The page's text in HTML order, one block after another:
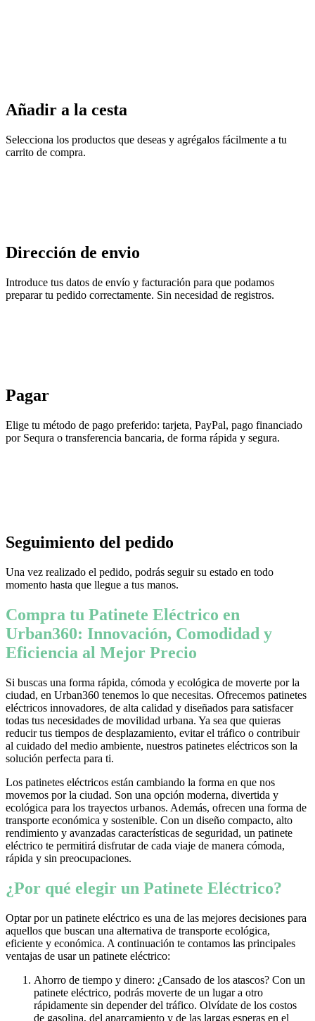
Añadir a la cesta
Selecciona los productos que deseas y agrégalos fácilmente a tu
carrito de compra.
Dirección de envio
Introduce tus datos de envío y facturación para que podamos
preparar tu pedido correctamente. Sin necesidad de registros.
Pagar
Elige tu método de pago preferido: tarjeta, PayPal, pago financiado
por Sequra o transferencia bancaria, de forma rápida y segura.
Seguimiento del pedido
Una vez realizado el pedido, podrás seguir su estado en todo
momento hasta que llegue a tus manos.
Compra tu Patinete Eléctrico en
Urban360: Innovación, Comodidad y
Eficiencia al Mejor Precio
Si buscas una forma rápida, cómoda y ecológica de moverte por la
ciudad, en Urban360 tenemos lo que necesitas. Ofrecemos patinetes
eléctricos innovadores, de alta calidad y diseñados para satisfacer
todas tus necesidades de movilidad urbana. Ya sea que quieras
reducir tus tiempos de desplazamiento, evitar el tráfico o contribuir
al cuidado del medio ambiente, nuestros patinetes eléctricos son la
solución perfecta para ti.
Los patinetes eléctricos están cambiando la forma en que nos
movemos por la ciudad. Son una opción moderna, divertida y
ecológica para los trayectos urbanos. Además, ofrecen una forma de
transporte económica y sostenible. Con un diseño compacto, alto
rendimiento y avanzadas características de seguridad, un patinete
eléctrico te permitirá disfrutar de cada viaje de manera cómoda,
rápida y sin preocupaciones.
¿Por qué elegir un Patinete Eléctrico?
Optar por un patinete eléctrico es una de las mejores decisiones para
aquellos que buscan una alternativa de transporte ecológica,
eficiente y económica. A continuación te contamos las principales
ventajas de usar un patinete eléctrico:
Ahorro de tiempo y dinero: ¿Cansado de los atascos? Con un
patinete eléctrico, podrás moverte de un lugar a otro
rápidamente sin depender del tráfico. Olvídate de los costos
de gasolina, del aparcamiento y de las largas esperas en el